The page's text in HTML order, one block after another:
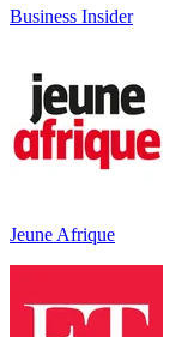
Business Insider
Jeune Afrique